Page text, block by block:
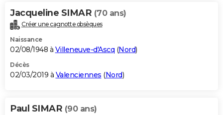
Jacqueline SIMAR (70 ans)
Créer une cagnotte obsèques
Naissance
02/08/1948 à Villeneuve-d'Ascq (Nord)
Décès
02/03/2019 à Valenciennes (Nord)
Paul SIMAR (90 ans)